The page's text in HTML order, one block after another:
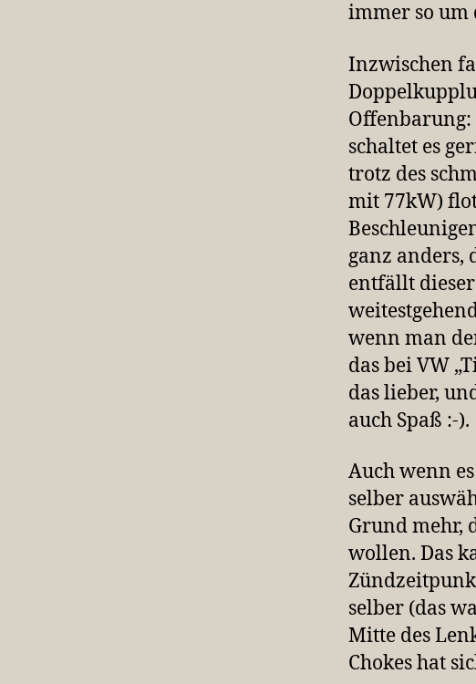
immer so um
Inzwischen
schaltet es
trotz des
mit 77kW)
ganz anders,
entfällt
wenn man
das bei VW
das lieber,
auch Spaß :-).
Auch wenn
selber
Grund mehr,
wollen. Das
selber (das
Mitte des
Chokes hat